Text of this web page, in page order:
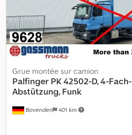
Bovenden 401 km
Grue montée sur camion
Palfinger PK 42502-D, 4-Fach-
Abstützung, Funk